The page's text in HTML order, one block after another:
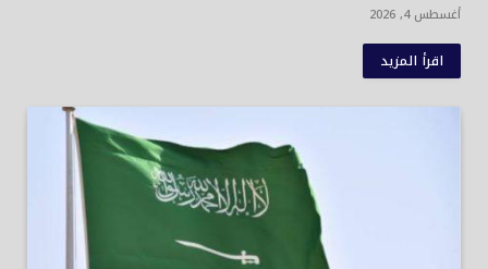
أغسطس 4, 2026
اقرأ المزيد